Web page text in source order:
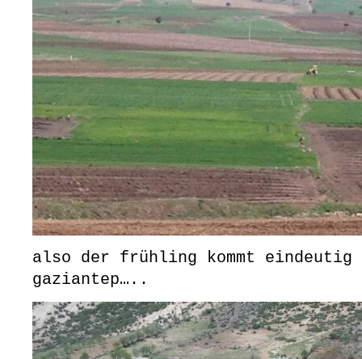
also der frühling kommt eindeutig
gaziantep…..